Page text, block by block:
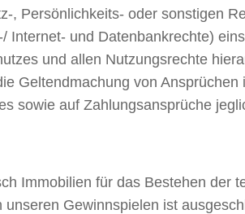
, Persönlichkeits- oder sonstigen
Internet- und Datenbankrechte)
und allen Nutzungsrechte
Geltendmachung von
sowie auf Zahlungsansprüche
Immobilien für das Bestehen der
unseren Gewinnspielen ist